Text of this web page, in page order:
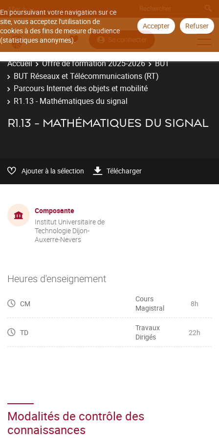
En poursuivant votre navigation sur ce
site, vous acceptez l'utilisation de
cookies à des fins de mesure d'audience
(statistiques anonymes).
Accepter Refuser
Aller à
Se connecter
Accueil Offre de formation 2025-2026
BUT
BUT Réseaux et Télécommunications (RT)
Parcours Internet des objets et mobilité
R1.13 - Mathématiques du signal
R1.13 - MATHÉMATIQUES DU SIGNAL
Ajouter à la sélection Télécharger
Composante
Institut Universitaire de
Technologie Dijon-
Auxerre-Nevers
Heures d'enseignement
CM
Cours
Magistral
8h
TD
Travaux
Dirigés
22h
Modalités de contrôle des
connaissances